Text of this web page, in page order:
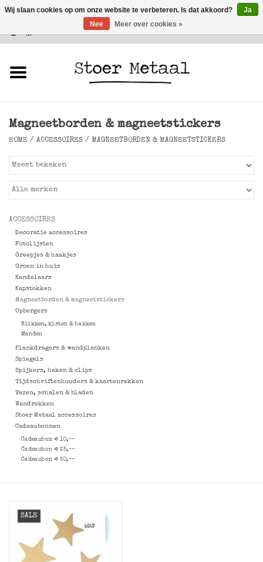
Klantenservice
Verlichting
SALE
Magneetborden & magneetstickers
HOME / ACCESSOIRES / MAGNEETBORDEN & MAGNEETSTICKERS
ACCESSOIRES
Decoratie accessoires
Fotolijsten
Greepjes & haakjes
Groen in huis
Kandelaars
Kapstokken
Magneetborden & magneetstickers
Opbergers
Blikken, kisten & bakken
Manden
Plankdragers & wandplanken
Spiegels
Spijkers, haken & clips
Tijdschriftenhouders & kaartenrekken
Vazen, schalen & bladen
Wandrekken
Stoer Metaal accessoires
Cadeaubonnen
Cadeaubon € 10,--
Cadeaubon € 25,--
Cadeaubon € 50,--
SALE
Wij slaan cookies op om onze website te verbeteren. Is dat akkoord?
Ja
Nee
Meer over cookies »